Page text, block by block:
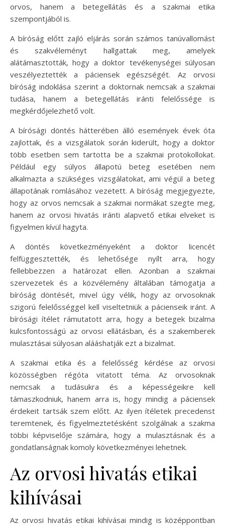
orvos, hanem a betegellátás és a szakmai etika
szempontjából is.
A bíróság előtt zajló eljárás során számos tanúvallomást
és szakvéleményt hallgattak meg, amelyek
alátámasztották, hogy a doktor tevékenységei súlyosan
veszélyeztették a páciensek egészségét. Az orvosi
bíróság indoklása szerint a doktornak nemcsak a szakmai
tudása, hanem a betegellátás iránti felelőssége is
megkérdőjelezhető volt.
A bírósági döntés hátterében álló események évek óta
zajlottak, és a vizsgálatok során kiderült, hogy a doktor
több esetben sem tartotta be a szakmai protokollokat.
Például egy súlyos állapotú beteg esetében nem
alkalmazta a szükséges vizsgálatokat, ami végül a beteg
állapotának romlásához vezetett. A bíróság megjegyezte,
hogy az orvos nemcsak a szakmai normákat szegte meg,
hanem az orvosi hivatás iránti alapvető etikai elveket is
figyelmen kívül hagyta.
A döntés következményeként a doktor licencét
felfüggesztették, és lehetősége nyílt arra, hogy
fellebbezzen a határozat ellen. Azonban a szakmai
szervezetek és a közvélemény általában támogatja a
bíróság döntését, mivel úgy vélik, hogy az orvosoknak
szigorú felelősséggel kell viseltetniük a pácienseik iránt. A
bírósági ítélet rámutatott arra, hogy a betegek bizalma
kulcsfontosságú az orvosi ellátásban, és a szakemberek
mulasztásai súlyosan alááshatják ezt a bizalmat.
A szakmai etika és a felelősség kérdése az orvosi
közösségben régóta vitatott téma. Az orvosoknak
nemcsak a tudásukra és a képességeikre kell
támaszkodniuk, hanem arra is, hogy mindig a páciensek
érdekeit tartsák szem előtt. Az ilyen ítéletek precedenst
teremtenek, és figyelmeztetésként szolgálnak a szakma
többi képviselője számára, hogy a mulasztásnak és a
gondatlanságnak komoly következményei lehetnek.
Az orvosi hivatás etikai
kihívásai
Az orvosi hivatás etikai kihívásai mindig is középpontban